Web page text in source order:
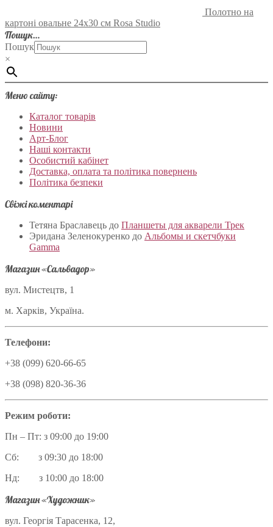
Полотно на
картоні овальне 24х30 см Rosa Studio
Пошук…
Пошук
×
Меню сайту:
Каталог товарів
Новини
Арт-Блог
Наші контакти
Особистий кабінет
Доставка, оплата та політика повернень
Політика безпеки
Свіжі коментарі
Тетяна Браславець до Планшеты для акварели Трек
Эридана Зеленокуренко до Альбомы и скетчбуки
Gamma
Магазин «Сальвадор»
вул. Мистецтв, 1
м. Харків, Україна.
Телефони:
+38 (099) 620-66-65
+38 (098) 820-36-36
Режим роботи:
Пн – Пт: з 09:00 до 19:00
Сб: з 09:30 до 18:00
Нд: з 10:00 до 18:00
Магазин «Художник»
вул. Георгія Тарасенка, 12,